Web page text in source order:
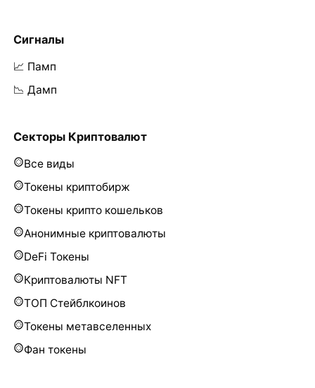
Сигналы
📈 Памп
📉 Дамп
Секторы Криптовалют
Все виды
Токены криптобирж
Токены крипто кошельков
Анонимные криптовалюты
DeFi Токены
Криптовалюты NFT
ТОП Стейблкоинов
Токены метавселенных
Фан токены